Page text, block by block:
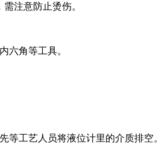
注意防止烫伤。
六角等工具。
等工艺人员将液位计里的介质排空。